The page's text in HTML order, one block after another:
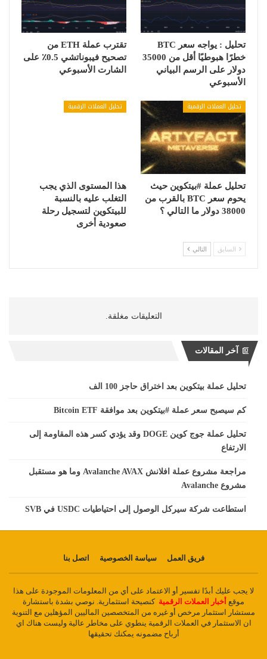
تحليل : يواجه سعر BTC
خطرًا هبوطيًا أقل من 35000
دولار على الرسم البياني
الأسبوعي
تقترب عملة ETH من
تصحيح فيبوناتشي 0.5٪ على
الشارت الأسبوعي
تحليل العملات الرقمية
تحليل عملة #بيتكوين حيث
يحوم سعر BTC بالقرب من
38000 دولار ما التالي ؟
تحليل العملات الرقمية
هذا المستوى الذي يجب
التغلب عليه بالنسبة
للبيتكوين لتسجيل رحلة
صعودية أخرى
السابق التالي
التعليقات مغلقة.
آخر المقالات
تحليل عملة بيتكوين بعد اختراق حاجز 100 الف
كم سيصبح سعر عملة #بيتكوين بعد موافقة Bitcoin ETF
تحليل عملة جوج كوين DOGE وقد يؤدي كسر هذه المقاومة إلى
الارتفاع
مراجعة مشروع عملة افلانش Avalanche AVAX وما هو مستقبل
مشروع Avalanche
استطاعت شركة سيركل الوصول إلى احتياطيات USDC في SVB
فريق العمل سياسة الخصوصية اتصل بنا
لا يجب عليك أبدًا تفسير أو الاعتماد على أي من المعلومات الموجودة على هذا
موقع أخبار العملات الرقمية كنصيحة استثمارية. نوصي بشدة باستشارة
مستشار استثمار مرخص أو غيره من المتخصصين الماليين المؤهلين مع التنوية
ان الاستثمار في العملات الرقمية ينطوي على مخاطر عالية وليست هناك اي
أرباح مضمونه يمكنك تحقيقها